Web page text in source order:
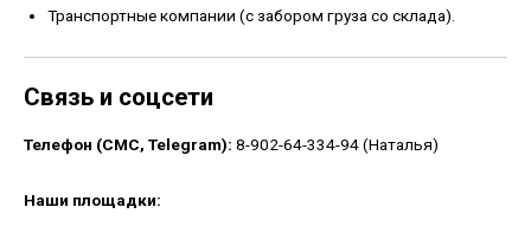
Транспортные компании (с забором груза со склада).
Связь и соцсети
Телефон (СМС, Telegram): 8-902-64-334-94 (Наталья)
Наши площадки: